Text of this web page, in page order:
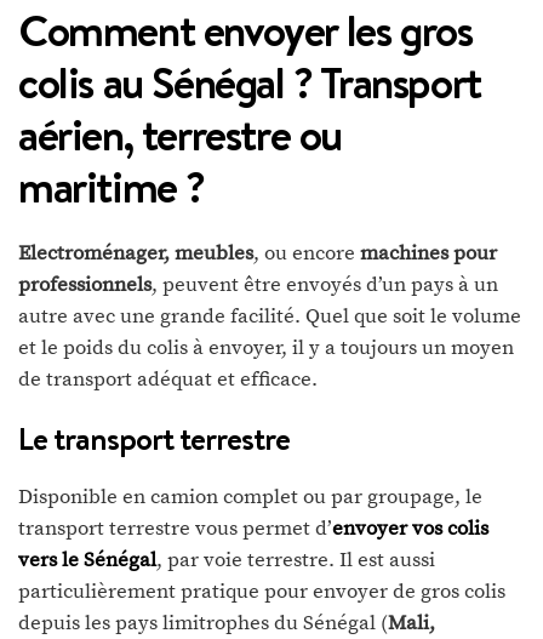
Comment envoyer les gros
colis au Sénégal ? Transport
aérien, terrestre ou
maritime ?
Electroménager, meubles, ou encore machines pour
professionnels, peuvent être envoyés d’un pays à un
autre avec une grande facilité. Quel que soit le volume
et le poids du colis à envoyer, il y a toujours un moyen
de transport adéquat et efficace.
Le transport terrestre
Disponible en camion complet ou par groupage, le
transport terrestre vous permet d’envoyer vos colis
vers le Sénégal, par voie terrestre. Il est aussi
particulièrement pratique pour envoyer de gros colis
depuis les pays limitrophes du Sénégal (Mali,